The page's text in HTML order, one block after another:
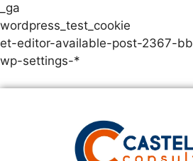
_ga
wordpress_test_cookie
et-editor-available-post-2367-bb
wp-settings-*